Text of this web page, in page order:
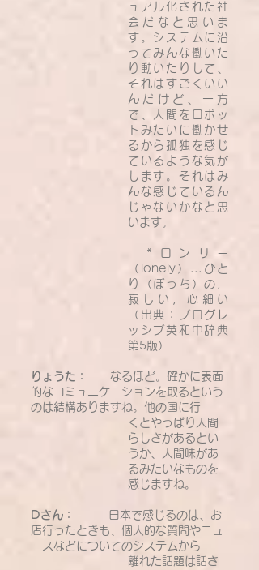
ュアル化された社
会だなと思いま
す。システムに沿
ってみんな働いた
り動いたりして、
それはすごくいい
んだけど、一方
で、人間をロボッ
トみたいに働かせ
るから孤独を感じ
ているような気が
します。それはみ
んな感じているん
じゃないかなと思
います。
*ロンリー
（lonely）...ひと
り（ぼっち）の，
寂しい，心細い
（出典：プログレ
ッシブ英和中辞典
第5版）
りょうた：
なるほど。確かに表面
的なコミュニケーションを取るという
のは結構ありますね。他の国に行
くとやっぱり人間
らしさがあるとい
うか、人間味があ
るみたいなものを
感じますね。
Dさん：
日本で感じるのは、お
店行ったときも、個人的な質問やニュ
ースなどについてのシステムから
離れた話題は話さ